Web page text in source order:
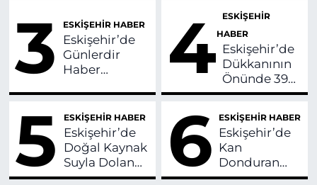
Soruşturma!
Ücretsiz
Hizmet
Verecek!
3 ESKİŞEHİR HABER
Eskişehir’de
Günlerdir
Haber
Kayıp Kız
Bulundu!
4
ESKİŞEHİR
HABER
Eskişehir’de
Dükkanının
Önünde 390
Bin Lira Ceza
Sürücüden
Tepki!
5 ESKİŞEHİR HABER
Eskişehir’de
Doğal Kaynak
Suyla Dolan
Havuz
6 ESKİŞEHİR HABER
Eskişehir’de
Kan
Donduran
İddia! Önce 2